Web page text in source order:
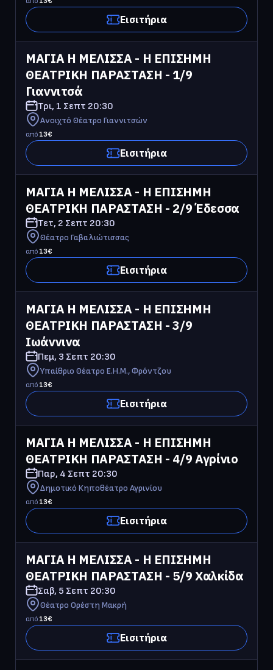
Εισιτήρια
ΜΑΓΙΑ Η ΜΕΛΙΣΣΑ - Η ΕΠΙΣΗΜΗ
ΘΕΑΤΡΙΚΗ ΠΑΡΑΣΤΑΣΗ - 1/9
Γιαννιτσά
Τρι, 1 Σεπτ 20:30
Ανοιχτό Θέατρο Γιαννιτσών
από13€
Εισιτήρια
ΜΑΓΙΑ Η ΜΕΛΙΣΣΑ - Η ΕΠΙΣΗΜΗ
ΘΕΑΤΡΙΚΗ ΠΑΡΑΣΤΑΣΗ - 2/9 Έδεσσα
Τετ, 2 Σεπτ 20:30
Θέατρο Γαβαλιώτισσας
από13€
Εισιτήρια
ΜΑΓΙΑ Η ΜΕΛΙΣΣΑ - Η ΕΠΙΣΗΜΗ
ΘΕΑΤΡΙΚΗ ΠΑΡΑΣΤΑΣΗ - 3/9
Ιωάννινα
Πεμ, 3 Σεπτ 20:30
Υπαίθριο Θέατρο Ε.Η.Μ., Φρόντζου
από13€
Εισιτήρια
ΜΑΓΙΑ Η ΜΕΛΙΣΣΑ - Η ΕΠΙΣΗΜΗ
ΘΕΑΤΡΙΚΗ ΠΑΡΑΣΤΑΣΗ - 4/9 Αγρίνιο
Παρ, 4 Σεπτ 20:30
Δημοτικό Κηποθέατρο Αγρινίου
από13€
Εισιτήρια
ΜΑΓΙΑ Η ΜΕΛΙΣΣΑ - Η ΕΠΙΣΗΜΗ
ΘΕΑΤΡΙΚΗ ΠΑΡΑΣΤΑΣΗ - 5/9 Χαλκίδα
Σαβ, 5 Σεπτ 20:30
Θέατρο Ορέστη Μακρή
από13€
Εισιτήρια